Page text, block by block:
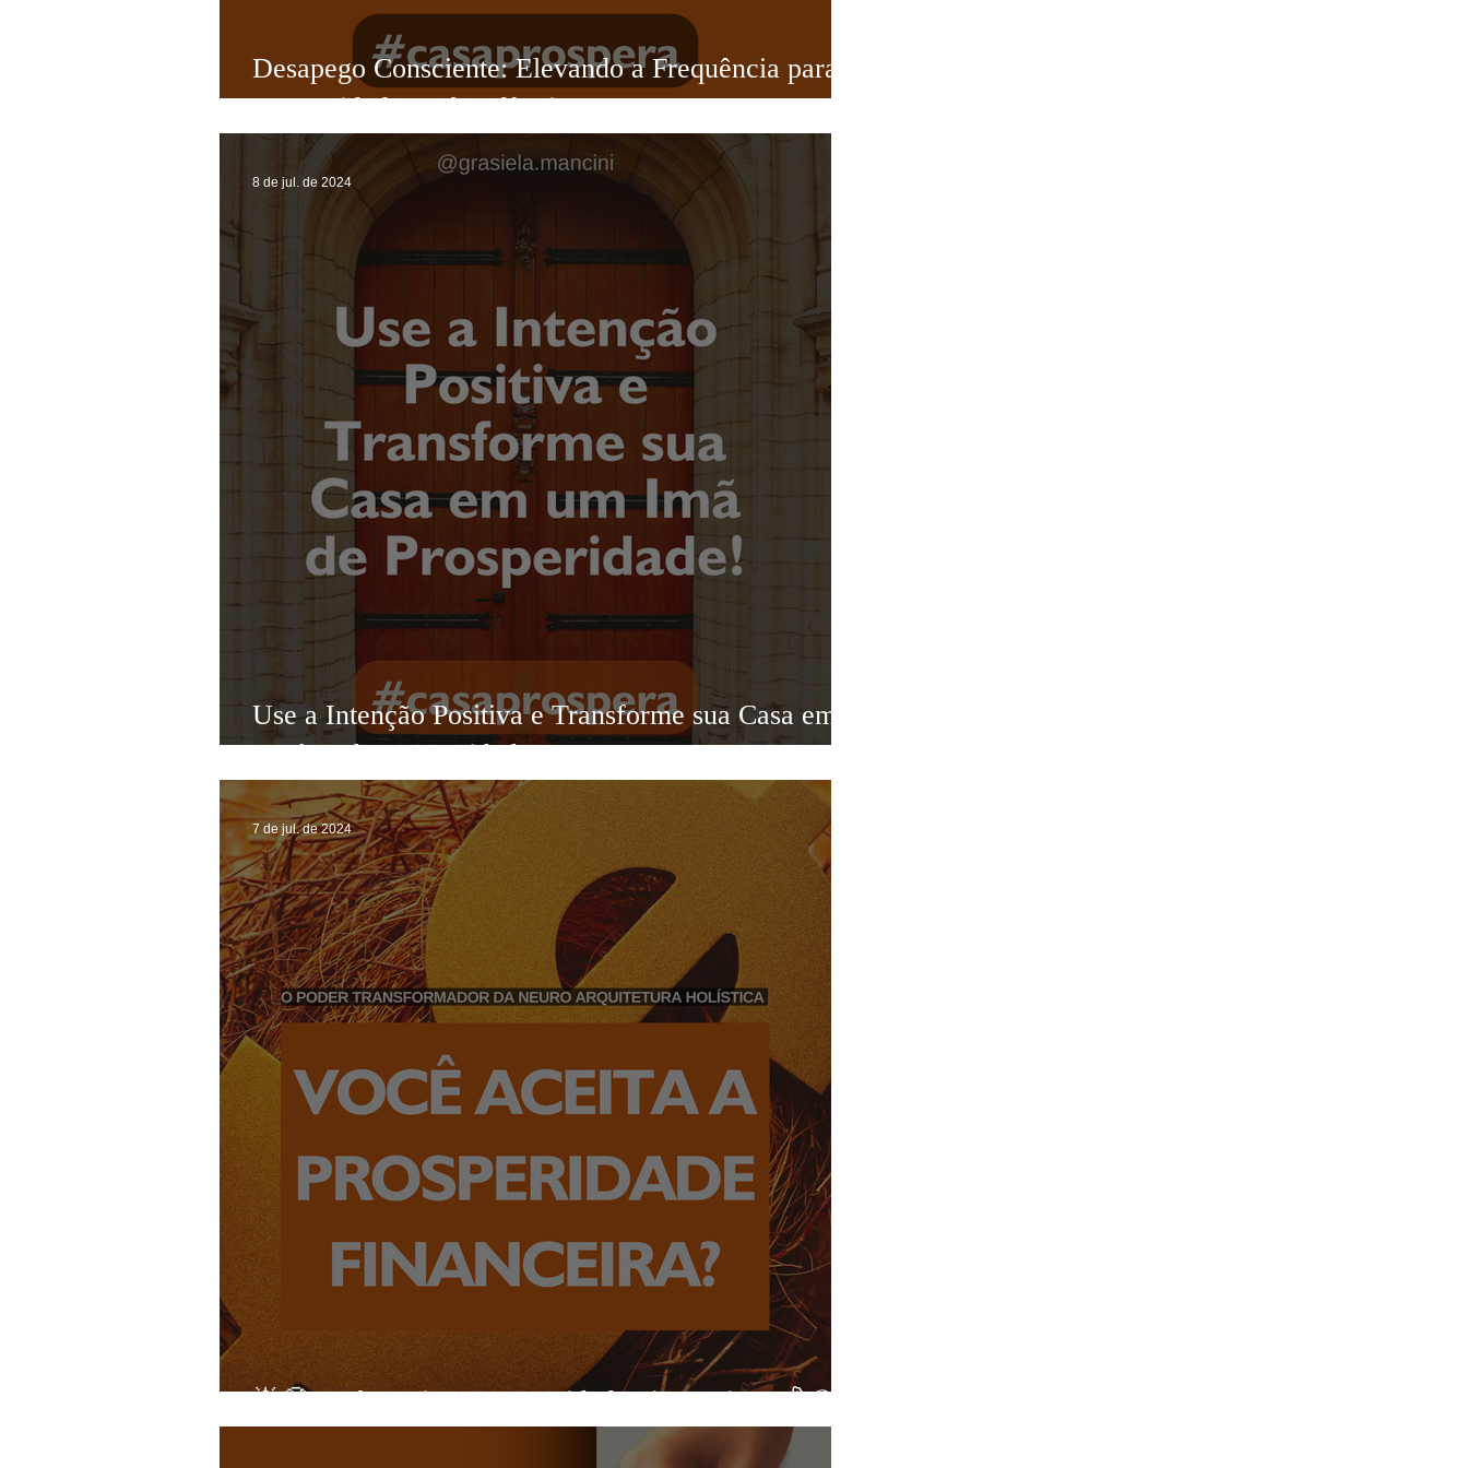
Agradeço por se juntar a mim nesta jornada. Fique atento aos próximos artigos, onde exploraremos
práticas e técnicas para transformar sua vida através do ambiente que você mora, trabalha e viaja.
Beijuus da Grasi!!😘
Desapego Consciente: Elevando a Frequência para
Prosperidade e Abundância
Use a Intenção Positiva e Transforme sua Casa em
um ímã de Prosperidade!
8 de jul. de 2024
🌟🤑Você Aceita a Prosperidade Financeira? 💰🪙
7 de jul. de 2024